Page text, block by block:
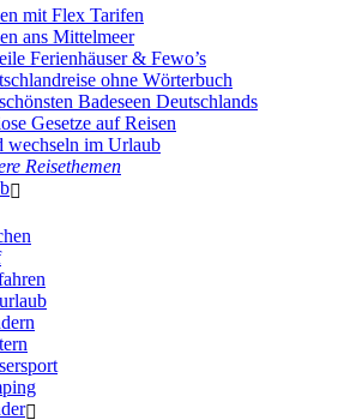
mit Flex Tarifen
ans Mittelmeer
Ferienhäuser & Fewo’s
ohne Wörterbuch
Badeseen Deutschlands
Gesetze auf Reisen
wechseln im Urlaub
Reisethemen